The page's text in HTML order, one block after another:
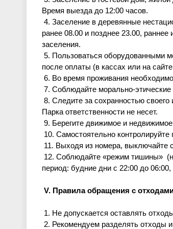
Время выезда до 12:00 часов.
4. Заселение в деревянные
ранее 08.00 и позднее 23.00,
заселения.
5. Пользоваться оборудованными
после оплаты (в кассах или на
6. Во время проживания
7. Соблюдайте морально-этические
8. Следите за сохранностью
Парка ответственности не несет.
9. Берегите движимое и
10. Самостоятельно
11. Выходя из номера, выключайте
12. Соблюдайте «режим тишины»
период: будние дни с 22:00 до
V. Правила обращения с
1. Не допускается оставлять
2. Рекомендуем разделять отходы